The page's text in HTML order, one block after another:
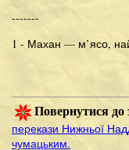
-------
1 - Махан — м’ясо,
Повернутися до
перекази Нижньої
чумацьким.